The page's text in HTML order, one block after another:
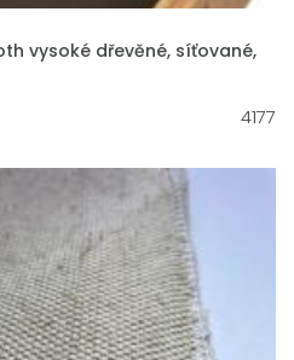
vysoké dřevěné, síťované,
4177